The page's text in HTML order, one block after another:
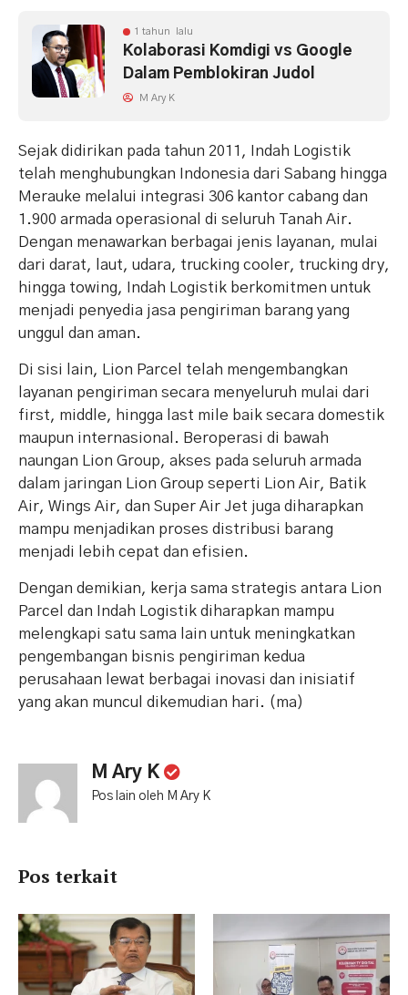
1 tahun lalu
Kolaborasi Komdigi vs Google
Dalam Pemblokiran Judol
M Ary K
Sejak didirikan pada tahun 2011, Indah Logistik
telah menghubungkan Indonesia dari Sabang hingga
Merauke melalui integrasi 306 kantor cabang dan
1.900 armada operasional di seluruh Tanah Air.
Dengan menawarkan berbagai jenis layanan, mulai
dari darat, laut, udara, trucking cooler, trucking dry,
hingga towing, Indah Logistik berkomitmen untuk
menjadi penyedia jasa pengiriman barang yang
unggul dan aman.
Di sisi lain, Lion Parcel telah mengembangkan
layanan pengiriman secara menyeluruh mulai dari
first, middle, hingga last mile baik secara domestik
maupun internasional. Beroperasi di bawah
naungan Lion Group, akses pada seluruh armada
dalam jaringan Lion Group seperti Lion Air, Batik
Air, Wings Air, dan Super Air Jet juga diharapkan
mampu menjadikan proses distribusi barang
menjadi lebih cepat dan efisien.
Dengan demikian, kerja sama strategis antara Lion
Parcel dan Indah Logistik diharapkan mampu
melengkapi satu sama lain untuk meningkatkan
pengembangan bisnis pengiriman kedua
perusahaan lewat berbagai inovasi dan inisiatif
yang akan muncul dikemudian hari. (ma)
M Ary K
Pos lain oleh M Ary K
Pos terkait